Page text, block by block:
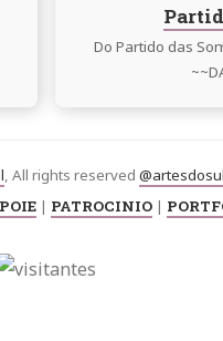
Do Partido das
, All rights reserved @artesdosul
| PATROCINIO|